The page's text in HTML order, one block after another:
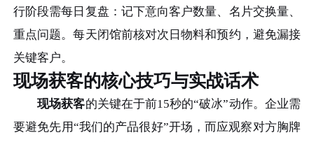
行阶段需每日复盘：记下意向客户数量、名片交换量、
重点问题。每天闭馆前核对次日物料和预约，避免漏接
关键客户。
现场获客的核心技巧与实战话术
现场获客的关键在于前15秒的“破冰”动作。企业需
要避免先用“我们的产品很好”开场，而应观察对方胸牌